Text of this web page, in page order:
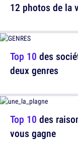
12 photos de la
Top 10 des
vous gagne
Top 10 des
deux genres